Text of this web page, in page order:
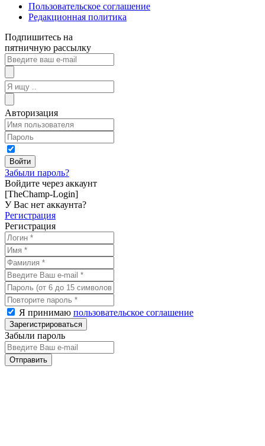
Пользовательское соглашение
Редакционная политика
Подпишитесь на
пятничную рассылку
Авторизация
Забыли пароль?
Войдите через аккаунт
[TheChamp-Login]
У Вас нет аккаунта?
Регистрация
Регистрация
Я принимаю пользовательское соглашение
Забыли пароль